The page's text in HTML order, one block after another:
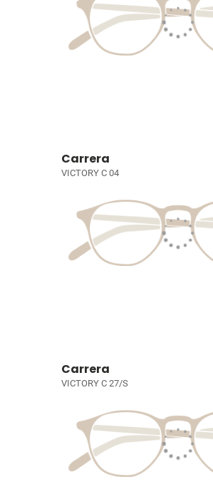
Carrera
VICTORY C 04
Carrera
VICTORY C 27/S